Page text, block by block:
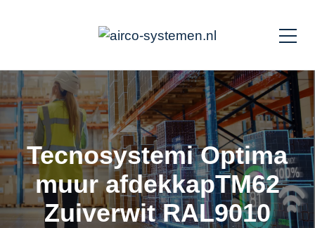
Tecnosystemi Optima
muur afdekkapTM62
Zuiverwit RAL9010